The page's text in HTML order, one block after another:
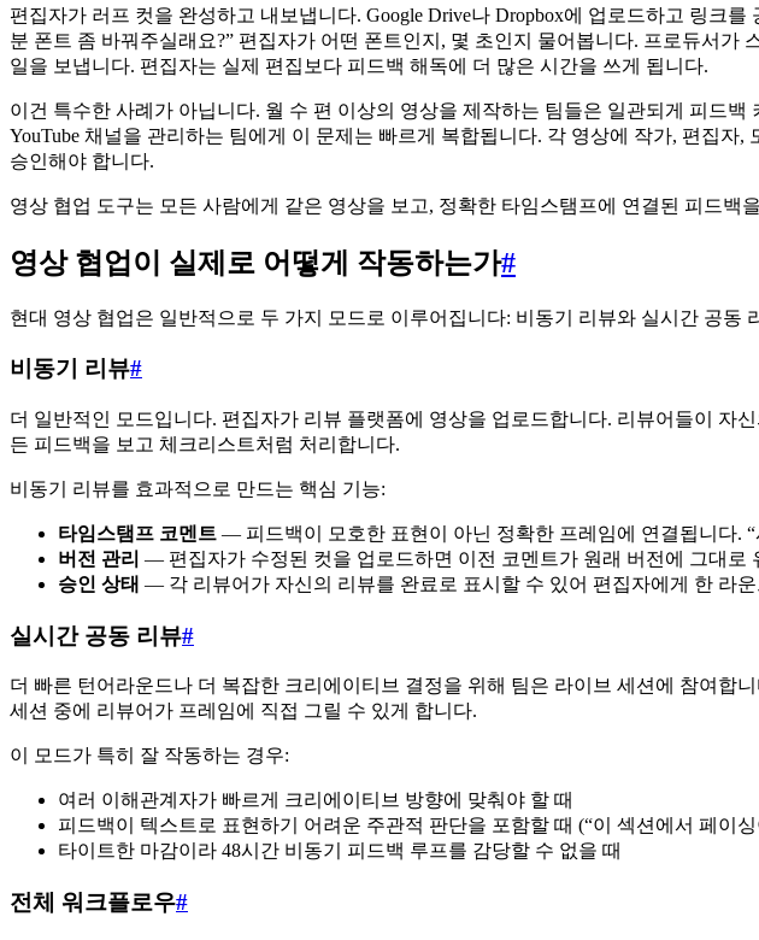
편집자가 러프 컷을 완성하고 내보냅니다. Google Drive나 Dropbox에 업로드하고 링크
분 폰트 좀 바꿔주실래요?” 편집자가 어떤 폰트인지, 몇 초인지 물어봅니다. 프로듀서
일을 보냅니다. 편집자는 실제 편집보다 피드백 해독에 더 많은 시간을 쓰게 됩니다.
이건 특수한 사례가 아닙니다. 월 수 편 이상의 영상을 제작하는 팀들은 일관되게 피드
YouTube 채널을 관리하는 팀에게 이 문제는 빠르게 복합됩니다. 각 영상에 작가, 편집
승인해야 합니다.
영상 협업 도구는 모든 사람에게 같은 영상을 보고, 정확한 타임스탬프에 연결된 피드
영상 협업이 실제로 어떻게 작동하는가#
현대 영상 협업은 일반적으로 두 가지 모드로 이루어집니다: 비동기 리뷰와 실시간 공동
비동기 리뷰#
더 일반적인 모드입니다. 편집자가 리뷰 플랫폼에 영상을 업로드합니다. 리뷰어들이 자
든 피드백을 보고 체크리스트처럼 처리합니다.
비동기 리뷰를 효과적으로 만드는 핵심 기능:
타임스탬프 코멘트 — 피드백이 모호한 표현이 아닌 정확한 프레임에 연결됩니다.
버전 관리 — 편집자가 수정된 컷을 업로드하면 이전 코멘트가 원래 버전에 그대
승인 상태 — 각 리뷰어가 자신의 리뷰를 완료로 표시할 수 있어 편집자에게 한 라
실시간 공동 리뷰#
더 빠른 턴어라운드나 더 복잡한 크리에이티브 결정을 위해 팀은 라이브 세션에 참여합
세션 중에 리뷰어가 프레임에 직접 그릴 수 있게 합니다.
이 모드가 특히 잘 작동하는 경우:
여러 이해관계자가 빠르게 크리에이티브 방향에 맞춰야 할 때
피드백이 텍스트로 표현하기 어려운 주관적 판단을 포함할 때 (“이 섹션에서 페이
타이트한 마감이라 48시간 비동기 피드백 루프를 감당할 수 없을 때
전체 워크플로우#